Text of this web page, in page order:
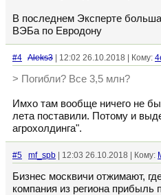
В последнем Эксперте
ВЭБа по Евродону
#4 Aleks3 | 12:02 26.10.2018 | Кому:
> Погибли? Все 3,5 млн?
Имхо там вообще ничего не
лета поставили. Потому и
агрохолдинга".
#5 mf_spb | 12:03 26.10.2018 | Кому:
Бизнес москвичи отжимают,
компания из региона прибыль